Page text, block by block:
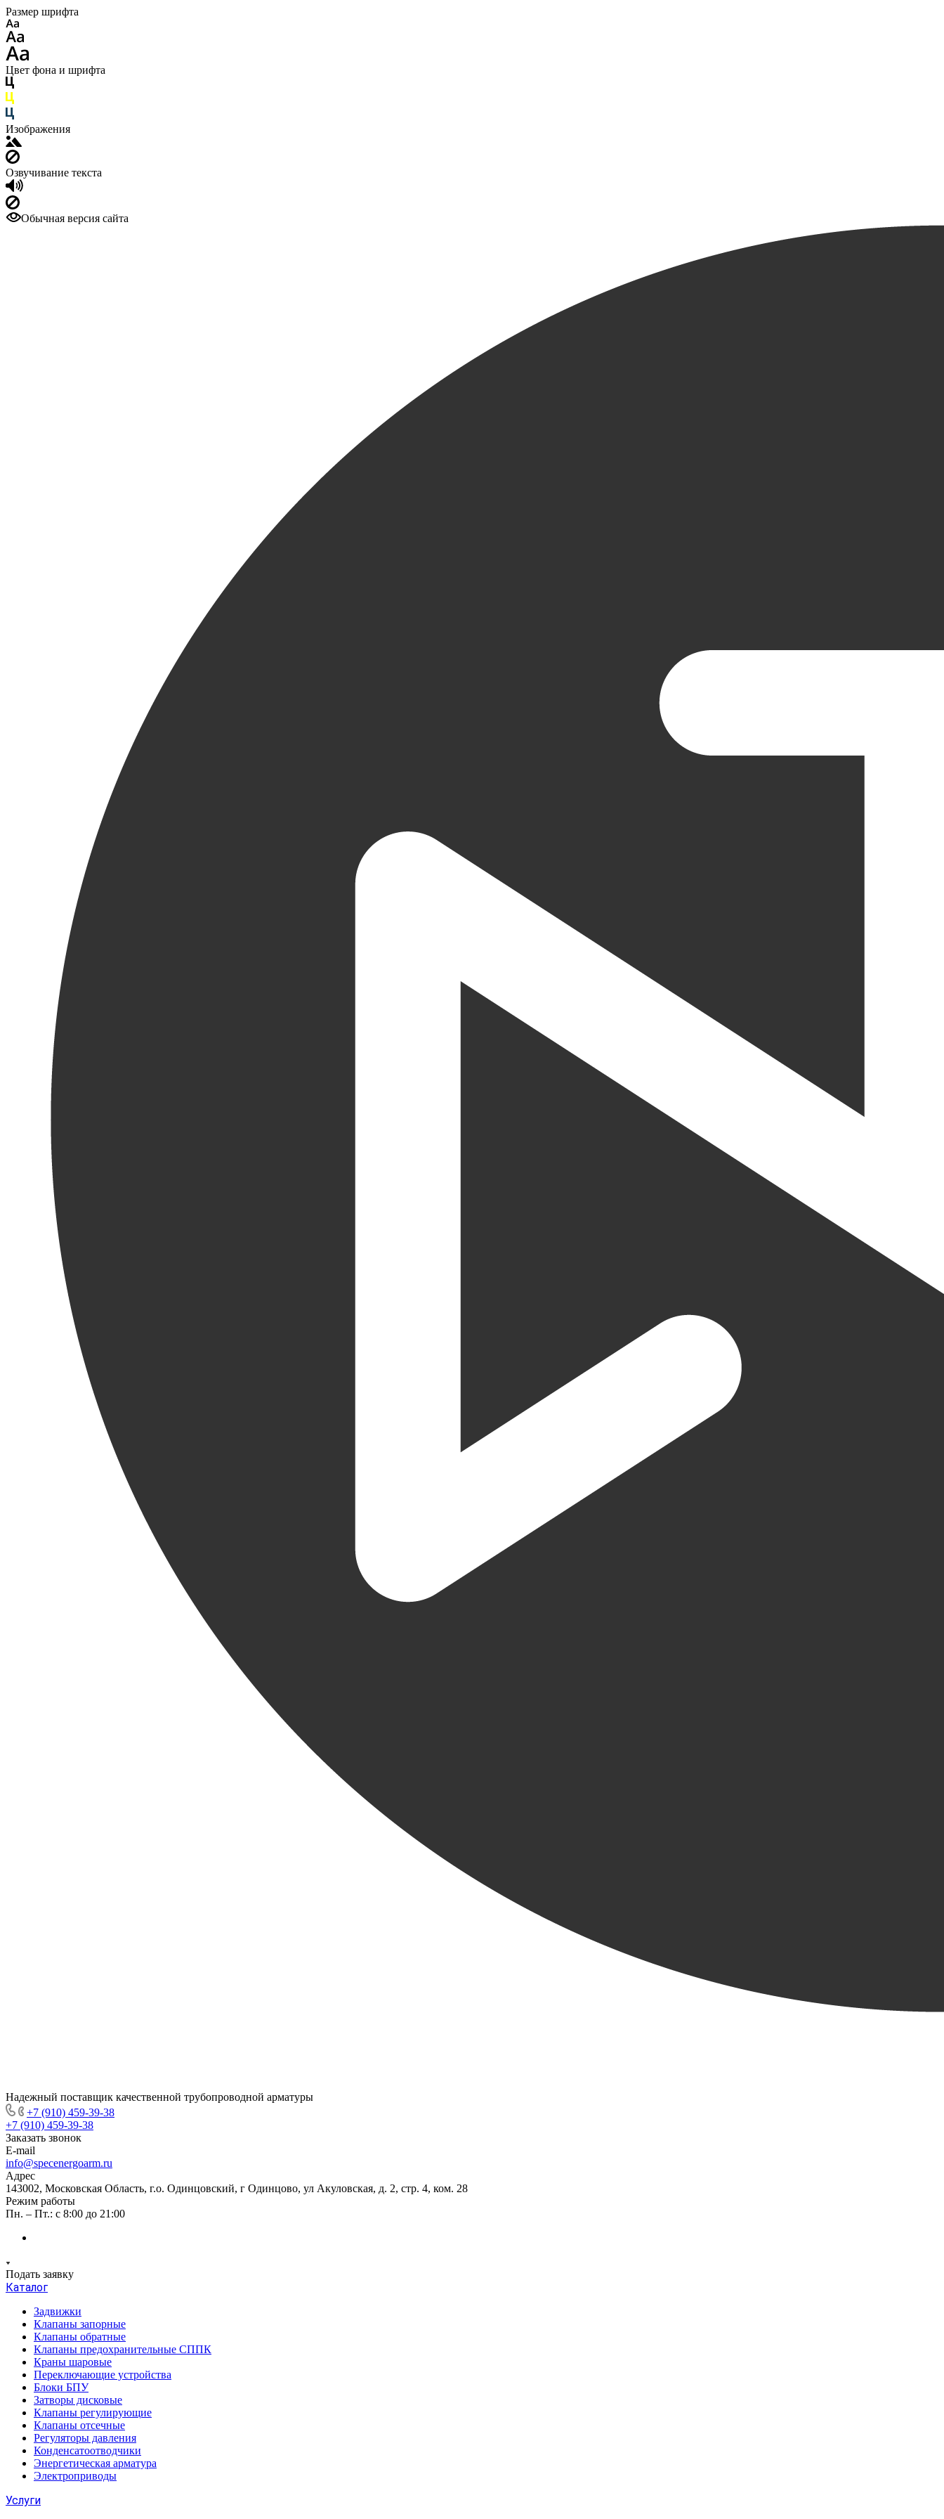
Размер шрифта
Цвет фона и шрифта
Изображения
Озвучивание текста
Обычная версия сайта
Надежный поставщик качественной трубопроводной арматуры
+7 (910) 459-39-38
+7 (910) 459-39-38
Заказать звонок
E-mail
info@specenergoarm.ru
Адрес
143002, Московская Область, г.о. Одинцовский, г Одинцово, ул Акуловская, д. 2, стр. 4, ком. 28
Режим работы
Пн. – Пт.: с 8:00 до 21:00
Подать заявку
Каталог
Задвижки
Клапаны запорные
Клапаны обратные
Клапаны предохранительные СППК
Краны шаровые
Переключающие устройства
Блоки БПУ
Затворы дисковые
Клапаны регулирующие
Клапаны отсечные
Регуляторы давления
Конденсатоотводчики
Энергетическая арматура
Электроприводы
Услуги